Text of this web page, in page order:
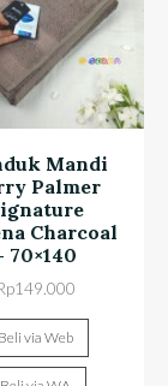
Mandi
Palmer
Charcoal
70×140
149.000
Beli via Web